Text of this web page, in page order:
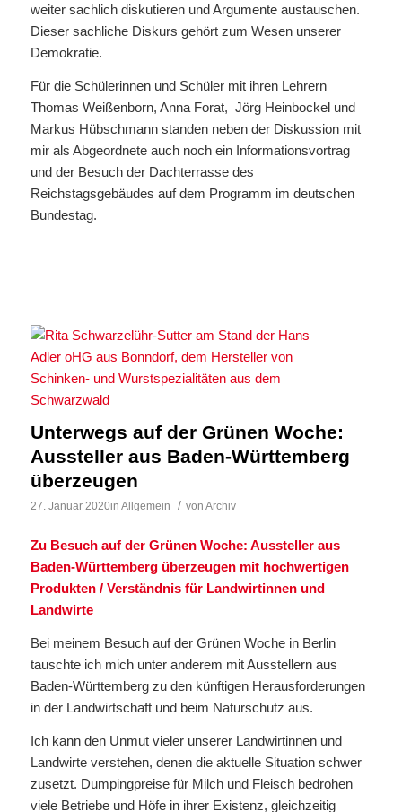
weiter sachlich diskutieren und Argumente austauschen.
Dieser sachliche Diskurs gehört zum Wesen unserer
Demokratie.
Für die Schülerinnen und Schüler mit ihren Lehrern
Thomas Weißenborn, Anna Forat, Jörg Heinbockel und
Markus Hübschmann standen neben der Diskussion mit
mir als Abgeordnete auch noch ein Informationsvortrag
und der Besuch der Dachterrasse des
Reichstagsgebäudes auf dem Programm im deutschen
Bundestag.
Unterwegs auf der Grünen Woche:
Aussteller aus Baden-Württemberg
überzeugen
27. Januar 2020in Allgemein / von Archiv
Zu Besuch auf der Grünen Woche: Aussteller aus
Baden-Württemberg überzeugen mit hochwertigen
Produkten / Verständnis für Landwirtinnen und
Landwirte
Bei meinem Besuch auf der Grünen Woche in Berlin
tauschte ich mich unter anderem mit Ausstellern aus
Baden-Württemberg zu den künftigen Herausforderungen
in der Landwirtschaft und beim Naturschutz aus.
Ich kann den Unmut vieler unserer Landwirtinnen und
Landwirte verstehen, denen die aktuelle Situation schwer
zusetzt. Dumpingpreise für Milch und Fleisch bedrohen
viele Betriebe und Höfe in ihrer Existenz, gleichzeitig